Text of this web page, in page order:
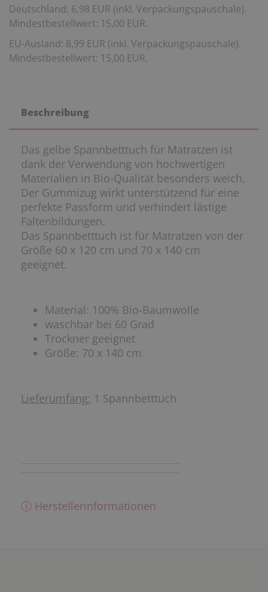
Deutschland: 6,98 EUR (inkl. Verpackungspauschale).
Mindestbestellwert: 15,00 EUR.
EU-Ausland: 8,99 EUR (inkl. Verpackungspauschale).
Mindestbestellwert: 15,00 EUR.
Beschreibung
Das gelbe Spannbetttuch für Matratzen ist
dank der Verwendung von hochwertigen
Materialien in Bio-Qualität besonders weich.
Der Gummizug wirkt unterstützend für eine
perfekte Passform und verhindert lästige
Faltenbildungen.
Das Spannbetttuch ist für Matratzen von der
Größe 60 x 120 cm und 70 x 140 cm
geeignet.
Material: 100% Bio-Baumwolle
waschbar bei 60 Grad
Trockner geeignet
Größe: 70 x 140 cm
Lieferumfang: 1 Spannbetttuch
ⓘ Herstellerinformationen